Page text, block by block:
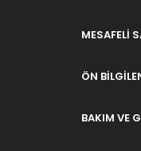
MESAFELI
ÖN
BAKIM VE